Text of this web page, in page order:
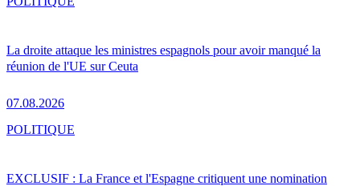
La droite attaque les ministres espagnols pour avoir manqué la
réunion de l'UE sur Ceuta
07.08.2026
EXCLUSIF : La France et l'Espagne critiquent une nomination
POLITIQUE